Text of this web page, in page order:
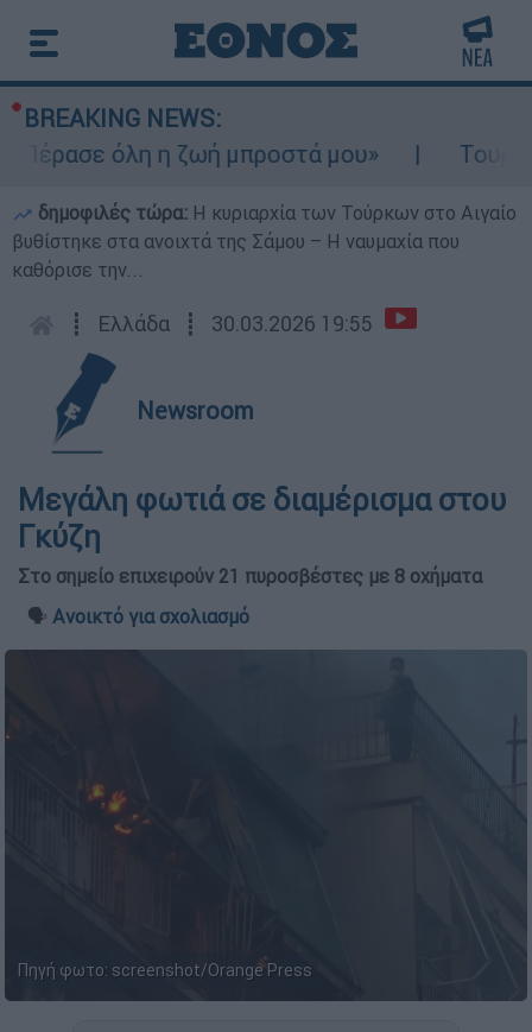
BREAKING NEWS:
όλη η ζωή μπροστά μου»
δημοφιλές τώρα: Η κυριαρχία των Τούρκων στο Αιγαίο
βυθίστηκε στα ανοιχτά της Σάμου – Η ναυμαχία που
καθόρισε την...
┋ Ελλάδα ┋ 30.03.2026 19:55
Newsroom
Μεγάλη φωτιά σε διαμέρισμα στου
Γκύζη
Στο σημείο επιχειρούν 21 πυροσβέστες με 8 οχήματα
🗣️ Ανοικτό για σχολιασμό
Πηγή φωτο: screenshot/Orange Press